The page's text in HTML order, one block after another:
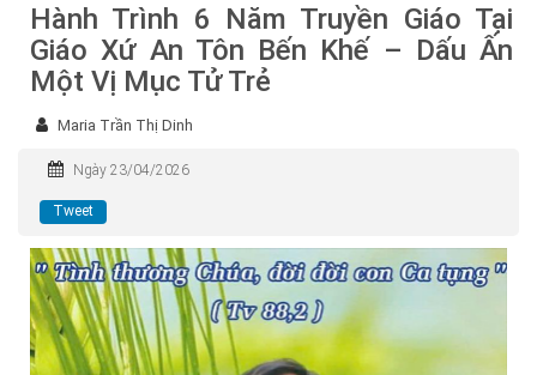
Hành Trình 6 Năm Truyền Giáo Tại
Giáo Xứ An Tôn Bến Khế – Dấu Ấn
Một Vị Mục Tử Trẻ
Maria Trần Thị Dinh
Ngày 23/04/2026
Tweet